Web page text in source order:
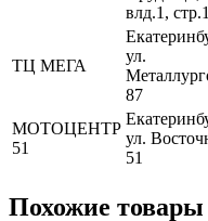
влд.1, стр.1
ТЦ МЕГА
ул.
87
МОТОЦЕНТР
51
ул.
51
Похожие товары